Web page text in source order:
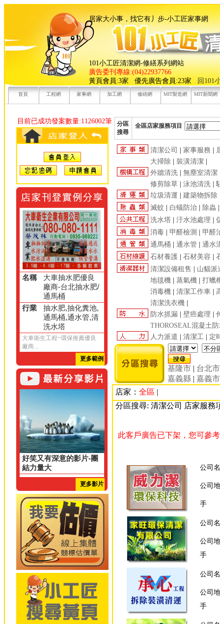
居家大小事，找它有丿步-小工
101小工匠清潔網-修繕系列網站
廣告委刊專線:(04)22937766
黃頁會員:3家 優先廣告會員:23家回101
首頁 工程網 家事網 加工網 修繕網 MIT製造網 MIT新聞網
目前已成功發案數量:1126002筆
名稱
大車抽水肥優良
廠商-台北抽水肥/
通馬桶
行業
抽水肥,抽化糞池,
通馬桶,通水管,清
洗水塔
大車衛生工程~環保推薦優良
廠商...
更多範例
好笑又有深意的影片-團
結力量大
更多影片
分區
搜尋
全區店家服務項目
清潔公司 |家事服務
大掃除 |裝潢清潔
外牆清洗 |無塵室清潔
修剪除草 |泳池清洗 |
垃圾清運 |建築物拆除
滅蚊
白蟻防治 除蟲
洗水塔 |汙水池處理 |
消毒
甲醛檢測
甲醛
通馬桶 |通水管 |通水
石材養護 |石材美容 |
清潔設備租售
山貓派
地毯機 |蒸氣機 |打蠟
消毒機 |清潔工作車
清潔洗衣機
防水抓漏 |壁癌處理 |
THOROSEAL混凝土
人力派遣 |清潔工 定
基隆市 | 台北市
嘉義縣 |嘉義市
店家： 全區 |
分區搜尋: 清潔公司 店家服務
此客戶廣告已下架，您可參
公司
公司
手
公司
公司
手
公司
公司
手